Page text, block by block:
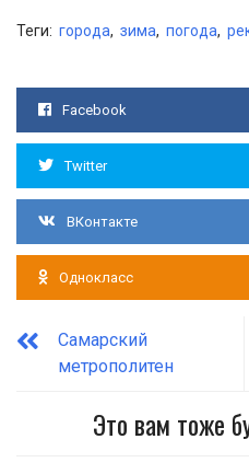
Теги: города, зима, погода,
Facebook
Twitter
ВКонтакте
Однокласс
Самарский
метрополитен
Это вам тоже